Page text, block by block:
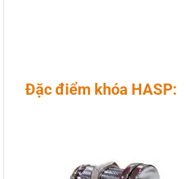
Đặc điểm khóa HASP: